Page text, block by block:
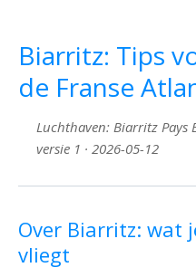
Biarritz: Tips
de Franse
Luchthaven: Biarritz Pays
versie 1 · 2026-05-12
Over Biarritz: wat
vliegt